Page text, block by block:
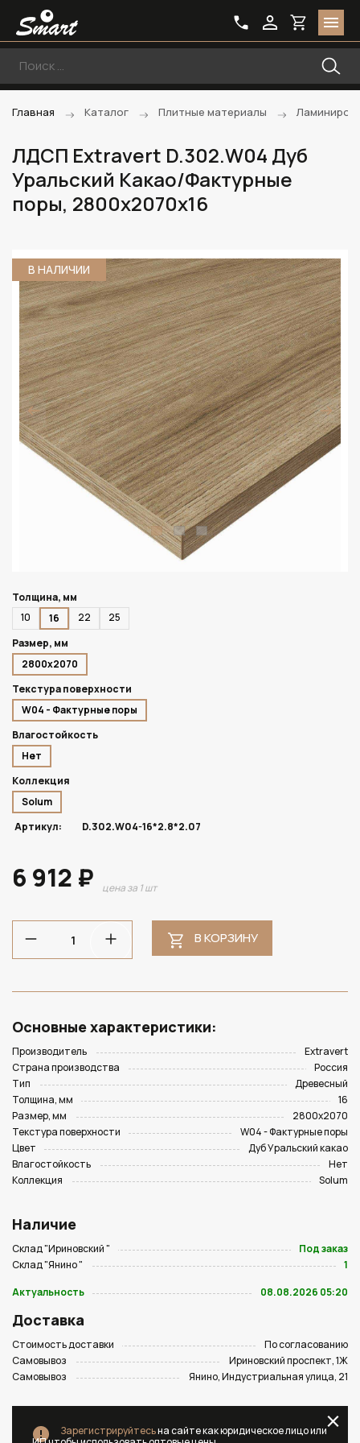
Главная Каталог Плитные материалы
ЛДСП Extravert D.302.W04 Дуб
Уральский Какао/Фактурные
поры, 2800х2070х16
В НАЛИЧИИ
Толщина, мм
10
16 22
25
Размер, мм
2800х2070
Текстура поверхности
W04 - Фактурные поры
Влагостойкость
Нет
Коллекция
Solum
Артикул:
D.302.W04-16*2.8*2.07
6 912 ₽ цена за 1 шт
В КОРЗИНУ
Основные характеристики:
Производитель
Extravert
Страна производства
Россия
Тип
Древесный
Толщина, мм
16
Размер, мм
2800х2070
Текстура поверхности
W04 - Фактурные поры
Цвет
Дуб Уральский какао
Влагостойкость
Нет
Коллекция
Solum
Наличие
Склад "Ириновский "
Под заказ
Склад "Янино "
1
Актуальность
08.08.2026 05:20
Доставка
Стоимость доставки
По согласованию
Самовывоз
Ириновский проспект, 1Ж
Самовывоз
Янино, Индустриальная улица, 21
Зарегистрируйтесьна сайте как юридическое лицо или